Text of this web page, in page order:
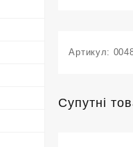
Артикул:
Супутні